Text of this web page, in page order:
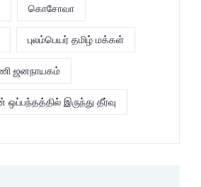
கொசோவா
புலம்பெயர் தமிழ் மக்கள்
ஜனநாயகம்
இருந்து தீர்வு